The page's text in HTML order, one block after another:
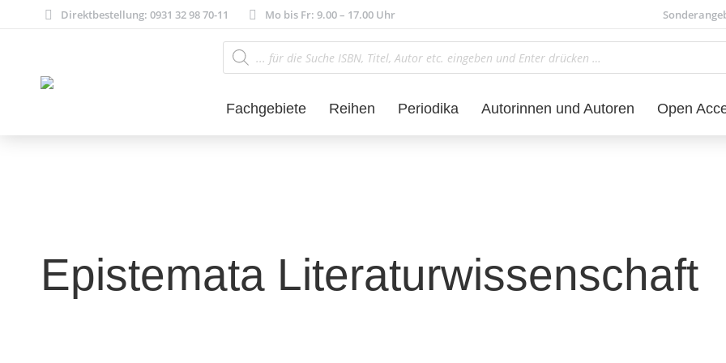
Direktbestellung: 0931 32 98 70-11 Mo bis Fr: 9.00 – 17.00 Uhr
Products
search
Fachgebiete Reihen Periodika Autorinnen und Autoren Open
Epistemata Literaturwissenschaft